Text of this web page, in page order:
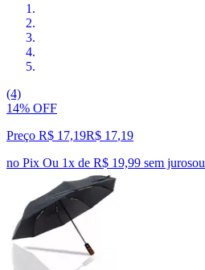
(4)
14% OFF
Preço R$ 17,19R$ 17,19
no Pix Ou 1x de R$ 19,99 sem jurosou